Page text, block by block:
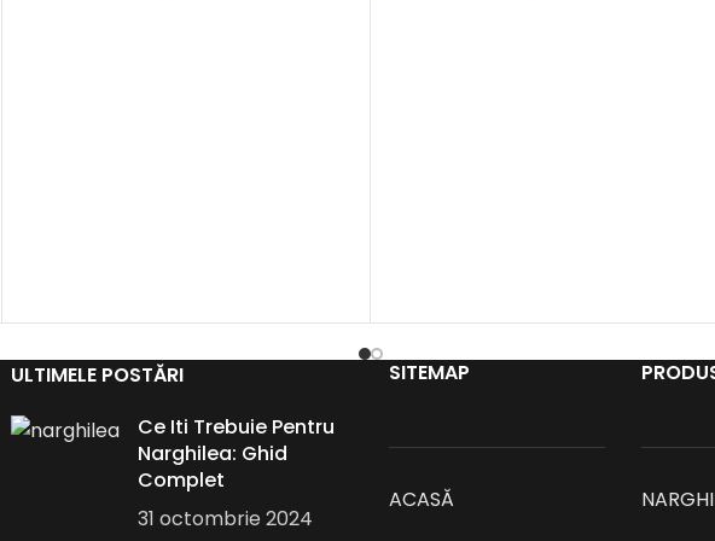
ULTIMELE POSTĂRI
Ce Iti Trebuie Pentru
Narghilea: Ghid
Complet
31 octombrie 2024
SITEMAP
ACASĂ